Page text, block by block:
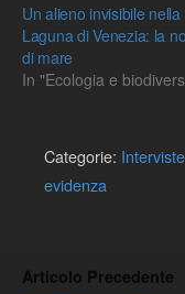
Un alieno invisibile nella
Laguna di Venezia: la
di mare
In "Ecologia e
Categorie: Interviste
evidenza
Articolo Precedente